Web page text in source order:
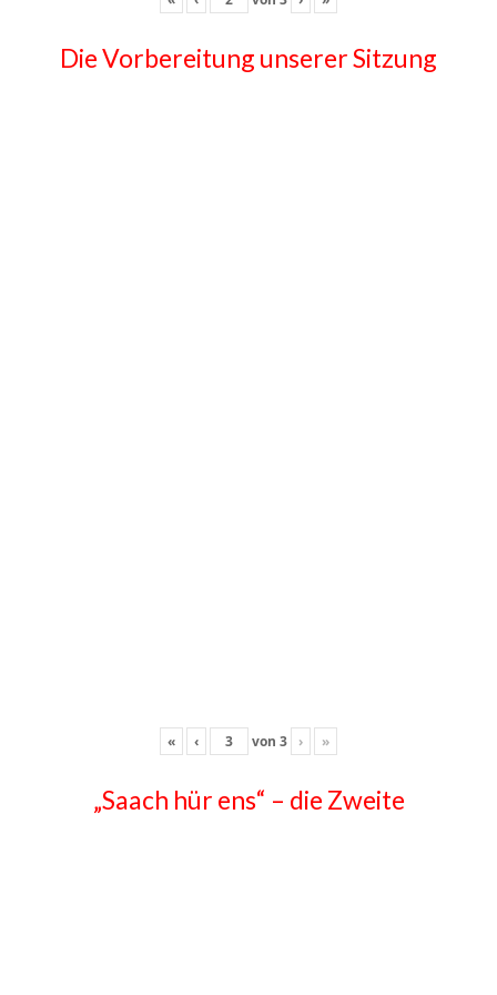
Die Vorbereitung unserer Sitzung
« ‹ von 3 › »
„Saach hür ens“ – die Zweite